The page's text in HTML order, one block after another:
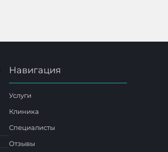
Навигация
Услуги
Клиника
Специалисты
Отзывы